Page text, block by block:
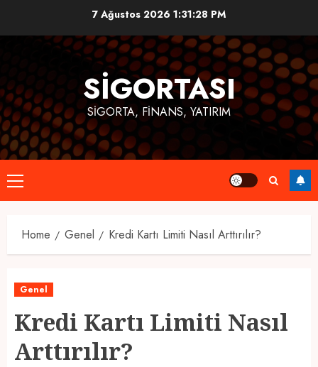
7 Ağustos 2026 1:31:29 PM
SIGORTASI
SIGORTA, FINANS, YATIRIM
Primary
Menu
Home Genel Kredi Kartı Limiti Nasıl Arttırılır?
Genel
Kredi Kartı Limiti Nasıl
Arttırılır?